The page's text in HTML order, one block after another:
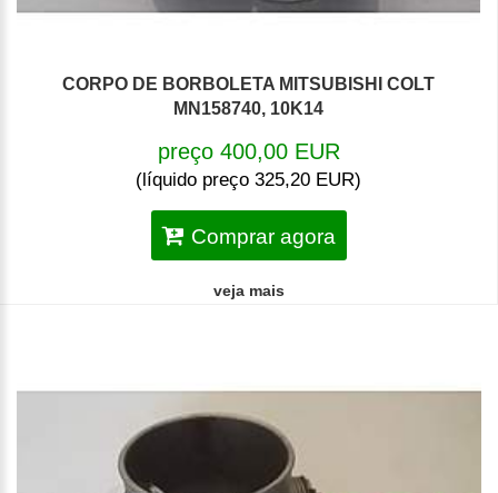
CORPO DE BORBOLETA MITSUBISHI COLT
MN158740, 10K14
preço 400,00 EUR
(líquido preço 325,20 EUR)
Comprar agora
veja mais